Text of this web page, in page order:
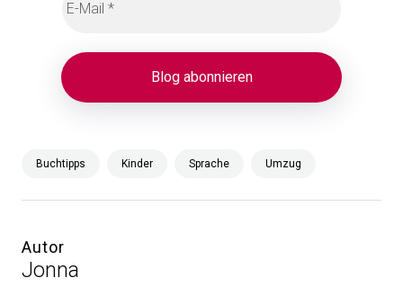
Buchtipps Kinder Sprache Umzug
Autor
Jonna